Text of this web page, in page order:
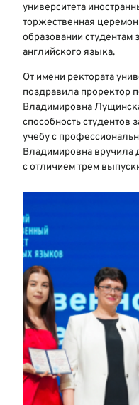
университета
торжественная
образовании студентам
английского языка.
От имени ректората
поздравила проректор
Владимировна
способность студентов
учебу с
Владимировна
с отличием трем